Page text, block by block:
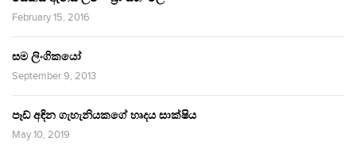
February 15, 2016
සම ලිංගිකයෝ
September 9, 2013
පෑඩ් අඳින ගැහැනියකගේ හෘදය සාක්ෂිය
May 10, 2019